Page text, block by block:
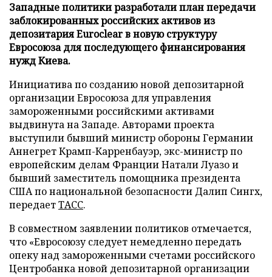
Западные политики разработали план передачи
заблокированных российских активов из
депозитария Euroclear в новую структуру
Евросоюза для последующего финансирования
нужд Киева.
Инициатива по созданию новой депозитарной
организации Евросоюза для управления
замороженными российскими активами
выдвинута на Западе. Авторами проекта
выступили бывший министр обороны Германии
Аннегрет Крамп-Карренбауэр, экс-министр по
европейским делам Франции Натали Луазо и
бывший заместитель помощника президента
США по национальной безопасности Далип Сингх,
передаетТАСС.
В совместном заявлении политиков отмечается,
что «Евросоюзу следует немедленно передать
опеку над замороженными счетами российского
Центробанка новой депозитарной организации